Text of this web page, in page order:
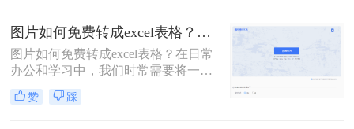
们的工作效率。将图片里的表格转换
成Excel是很多人需要进行的工作,但
操作起来可能比较复杂。那么，有没
有什么方法可以实现这个需求呢？下
面就为大家介绍一种常用的方法。
图片如何免费转成excel表格？你该知道这二种转换方法！
图片如何免费转成excel表格？在日常
办公和学习中，我们时常需要将一些
图片中的表格转化为Excel表格，以便
于我们更方便地编辑和使用。将图片
赞 踩